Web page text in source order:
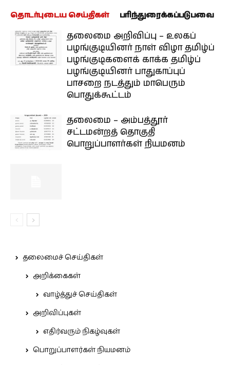
தொடர்புடைய செய்திகள் பரிந்துரைக்கப்படுபவை
தலைமை அறிவிப்பு – உலகப்
பழங்குடியினர் நாள் விழா தமிழ்ப்
பழங்குடிகளைக் காக்க தமிழ்ப்
பழங்குடியினர் பாதுகாப்புப்
பாசறை நடத்தும் மாபெரும்
பொதுக்கூட்டம்
தலைமை – அம்பத்தூர்
சட்டமன்றத் தொகுதி
பொறுப்பாளர்கள் நியமனம்
தலைமைச் செய்திகள்
அறிக்கைகள்
வாழ்த்துச் செய்திகள்
அறிவிப்புகள்
எதிர்வரும் நிகழ்வுகள்
பொறுப்பாளர்கள் நியமனம்